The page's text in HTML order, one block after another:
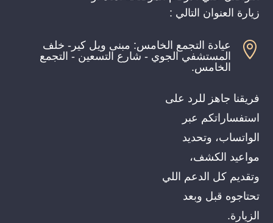
زيارة العنوان التالي :

عيادة التجمع الخامس: مبنى ويل كير- خلف
المستشفي الجوي - شارع التسعين - التجمع
الخامس.
فريقنا جاهز للرد على
استفساراتكم عبر
الواتساب، وتحديد
مواعيد الكشف،
وتقديم كل الدعم اللي
تحتاجوه قبل وبعد
الزيارة.